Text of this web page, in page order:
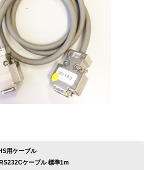
お問い合わせ
用ケーブル
ケーブル 標準1m